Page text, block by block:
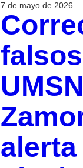
7 de mayo de 2026
alerta